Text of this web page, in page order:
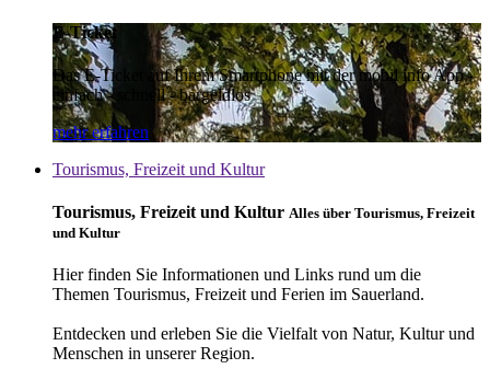
E-Ticket
Das E-Ticket auf Ihrem Smartphone mit der mobil info App -
einfach - schnell - bargeldlos
mehr erfahren
Tourismus, Freizeit und Kultur
Tourismus, Freizeit und Kultur Alles über Tourismus, Freizeit
und Kultur
Hier finden Sie Informationen und Links rund um die
Themen Tourismus, Freizeit und Ferien im Sauerland.
Entdecken und erleben Sie die Vielfalt von Natur, Kultur und
Menschen in unserer Region.